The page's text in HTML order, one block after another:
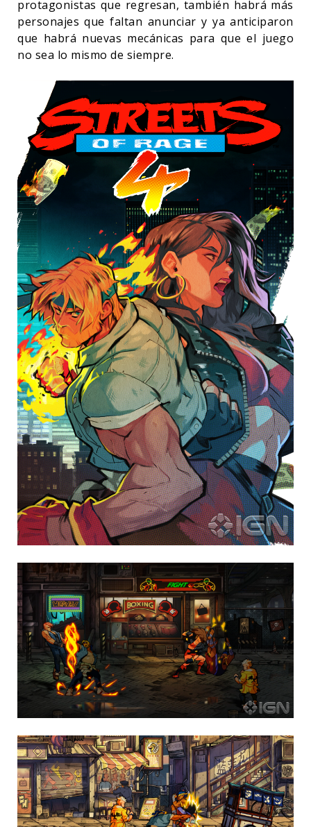
protagonistas que regresan, también habrá más
personajes que faltan anunciar y ya anticiparon
que habrá nuevas mecánicas para que el juego
no sea lo mismo de siempre.